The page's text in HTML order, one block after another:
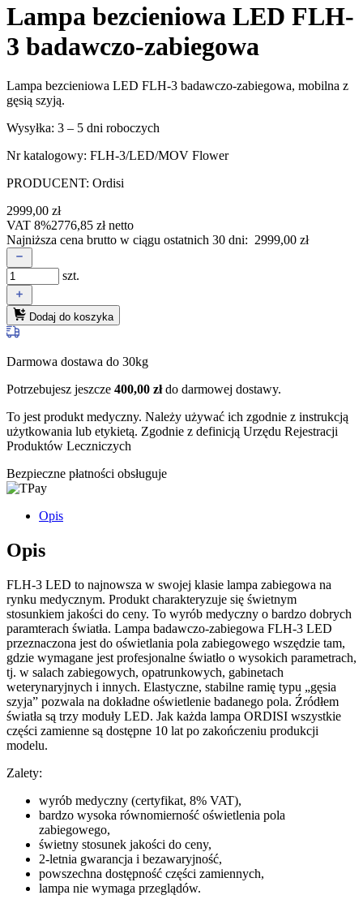
Lampa bezcieniowa LED FLH-
3 badawczo-zabiegowa
Lampa bezcieniowa LED FLH-3 badawczo-zabiegowa, mobilna z
gęsią szyją.
Wysyłka: 3 – 5 dni roboczych
Nr katalogowy: FLH-3/LED/MOV Flower
PRODUCENT: Ordisi
2999,00 zł
VAT 8%2776,85 złnetto
Najniższa cena brutto w ciągu ostatnich 30 dni: 2999,00 zł
szt.
Dodaj do koszyka
Darmowa dostawa do 30kg
Potrzebujesz jeszcze 400,00 złdo darmowej dostawy.
To jest produkt medyczny. Należy używać ich zgodnie z instrukcją
użytkowania lub etykietą. Zgodnie z definicją Urzędu Rejestracji
Produktów Leczniczych
Bezpieczne płatności obsługuje
Opis
Opis
FLH-3 LED to najnowsza w swojej klasie lampa zabiegowa na
rynku medycznym. Produkt charakteryzuje się świetnym
stosunkiem jakości do ceny. To wyrób medyczny o bardzo dobrych
paramterach światła. Lampa badawczo-zabiegowa FLH-3 LED
przeznaczona jest do oświetlania pola zabiegowego wszędzie tam,
gdzie wymagane jest profesjonalne światło o wysokich parametrach,
tj. w salach zabiegowych, opatrunkowych, gabinetach
weterynaryjnych i innych. Elastyczne, stabilne ramię typu „gęsia
szyja” pozwala na dokładne oświetlenie badanego pola. Źródłem
światła są trzy moduły LED. Jak każda lampa ORDISI wszystkie
części zamienne są dostępne 10 lat po zakończeniu produkcji
modelu.
Zalety:
wyrób medyczny (certyfikat, 8% VAT),
bardzo wysoka równomierność oświetlenia pola
zabiegowego,
świetny stosunek jakości do ceny,
2-letnia gwarancja i bezawaryjność,
powszechna dostępność części zamiennych,
lampa nie wymaga przeglądów.